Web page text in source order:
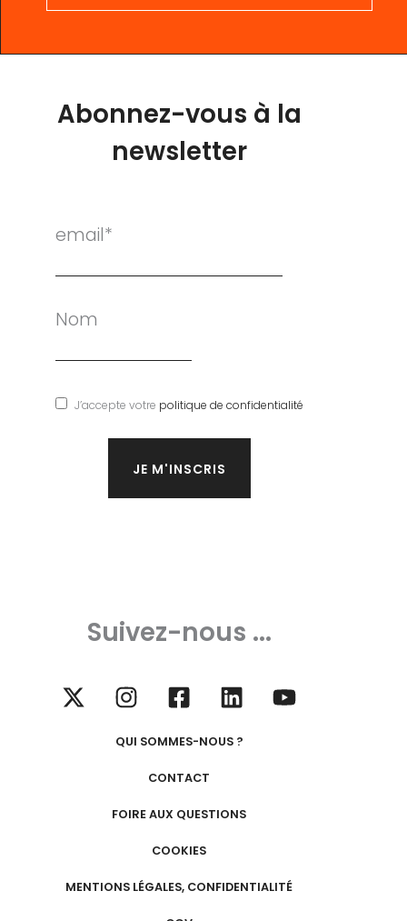
Abonnez-vous à la
newsletter
email*
Nom
J’accepte votre politique de confidentialité
Suivez-nous ...
QUI SOMMES-NOUS ?
CONTACT
FOIRE AUX QUESTIONS
COOKIES
MENTIONS LÉGALES, CONFIDENTIALITÉ